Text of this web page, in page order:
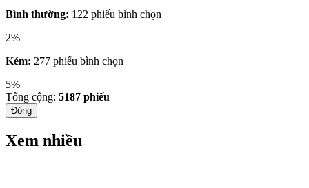
Bình thường: 122 phiếu bình chọn
2%
Kém: 277 phiếu bình chọn
5%
Tổng cộng: 5187 phiếu
Đóng
Xem nhiều